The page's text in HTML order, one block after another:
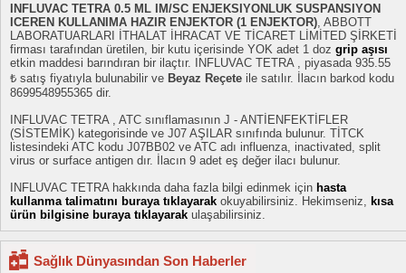
INFLUVAC TETRA 0.5 ML IM/SC ENJEKSIYONLUK SUSPANSIYON
ICEREN KULLANIMA HAZIR ENJEKTOR (1 ENJEKTOR) , ABBOTT
LABORATUARLARI İTHALAT İHRACAT VE TİCARET LİMİTED ŞİRKETİ
firması tarafından üretilen, bir kutu içerisinde YOK adet 1 doz grip aşısı
etkin maddesi barındıran bir ilaçtır. INFLUVAC TETRA , piyasada 935.55
₺ satış fiyatıyla bulunabilir ve Beyaz Reçete ile satılır. İlacın barkod kodu
8699548955365 dir.
INFLUVAC TETRA , ATC sınıflamasının J - ANTİENFEKTİFLER
(SİSTEMİK) kategorisinde ve J07 AŞILAR sınıfında bulunur. TİTCK
listesindeki ATC kodu J07BB02 ve ATC adı influenza, inactivated, split
virus or surface antigen dır. İlacın 9 adet eş değer ilacı bulunur.
INFLUVAC TETRA hakkında daha fazla bilgi edinmek için hasta
kullanma talimatını buraya tıklayarak okuyabilirsiniz. Hekimseniz,
kısa
ürün bilgisine buraya tıklayarak ulaşabilirsiniz.
Sağlık Dünyasından Son Haberler